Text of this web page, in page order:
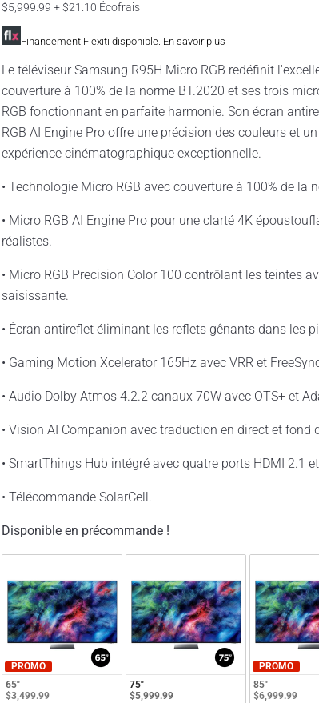
$5,999.99 + $21.10 Écofrais
Financement Flexiti disponible. En savoir plus
Le téléviseur Samsung R95H Micro RGB redéfinit
couverture à 100% de la norme BT.2020 et ses trois
RGB fonctionnant en parfaite harmonie. Son écran
RGB AI Engine Pro offre une précision des couleurs et
expérience cinématographique exceptionnelle.
• Technologie Micro RGB avec couverture à 100% de la
• Micro RGB AI Engine Pro pour une clarté 4K
réalistes.
• Micro RGB Precision Color 100 contrôlant les teintes
saisissante.
• Écran antireflet éliminant les reflets gênants dans les
• Gaming Motion Xcelerator 165Hz avec VRR et
• Audio Dolby Atmos 4.2.2 canaux 70W avec OTS+ et
• Vision AI Companion avec traduction en direct et fond
• SmartThings Hub intégré avec quatre ports HDMI 2.1
• Télécommande SolarCell.
Disponible en précommande !
PROMO
65"
$3,499.99
75"
$5,999.99
PROMO
85"
$6,999.99